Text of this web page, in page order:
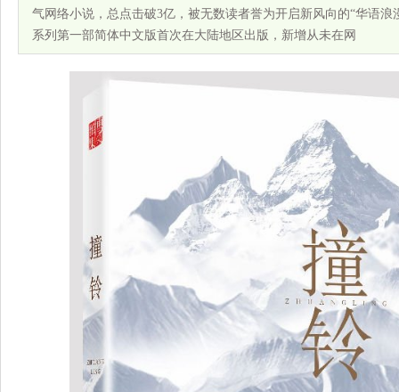
气网络小说，总点击破3亿，被无数读者誉为开启新风向的“华语
系列第一部简体中文版首次在大陆地区出版，新增从未在网